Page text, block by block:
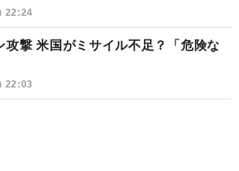
22:24
攻撃 米国がミサイル不足？「危険な
22:03